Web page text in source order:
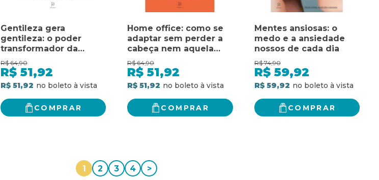
Gentileza gera
gentileza: o poder
transformador da
generosidade nas
empresas, na vida e no
mundo
R$ 64,90
R$ 51,92
R$ 51,92
COMPRAR
Home office: como se
adaptar sem perder a
cabeça nem aquela
promoção
R$ 64,90
R$ 51,92
R$ 51,92
COMPRAR
Mentes ansiosas: o
medo e a ansiedade
nossos de cada dia
R$ 74,90
R$ 59,92
R$ 59,92
COMPRAR
1 2 3 4 >